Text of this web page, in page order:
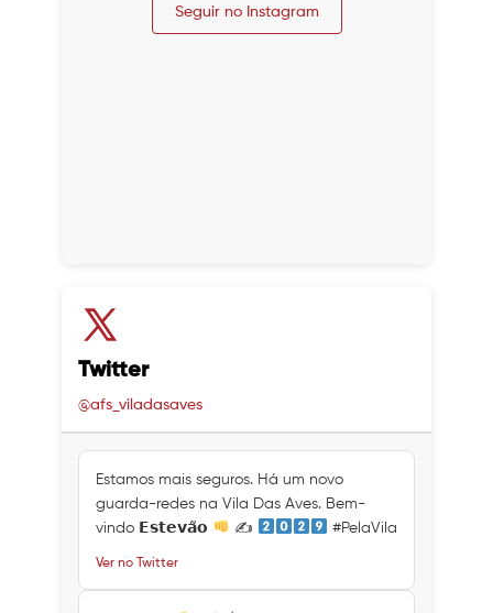
Seguir no Instagram
Twitter
@afs_viladasaves
Estamos mais seguros. Há um novo
guarda-redes na Vila Das Aves. Bem-
vindo 𝗘𝘀𝘁𝗲𝘃𝗮̃𝗼
✍ #PelaVila
Ver no Twitter